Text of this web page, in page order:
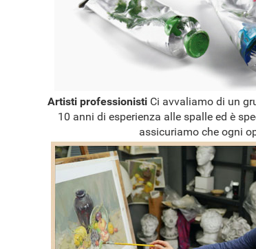
Artisti professionisti Ci avvaliamo di un
10 anni di esperienza alle spalle ed è
assicuriamo che ogni